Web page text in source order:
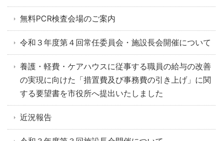
無料PCR検査会場のご案内
令和３年度第４回常任委員会・施設長会開催について
養護・軽費・ケアハウスに従事する職員の給与の改善
の実現に向けた「措置費及び事務費の引き上げ」に関
する要望書を市役所へ提出いたしました
近況報告